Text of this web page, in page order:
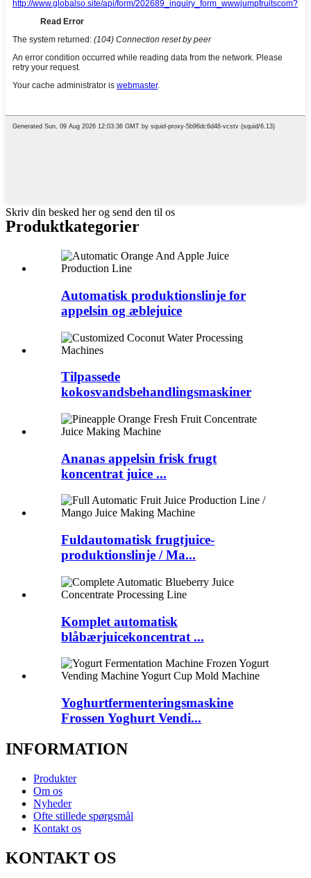
Skriv din besked her og send den til os
Produktkategorier
Automatisk produktionslinje for
appelsin og æblejuice
Tilpassede
kokosvandsbehandlingsmaskiner
Ananas appelsin frisk frugt
koncentrat juice ...
Fuldautomatisk frugtjuice-
produktionslinje / Ma...
Komplet automatisk
blåbærjuicekoncentrat ...
Yoghurtfermenteringsmaskine
Frossen Yoghurt Vendi...
INFORMATION
Produkter
Om os
Nyheder
Ofte stillede spørgsmål
Kontakt os
KONTAKT OS